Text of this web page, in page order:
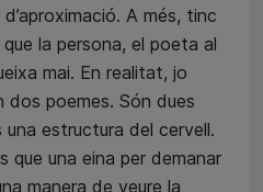
A més, tinc
la persona, el poeta al
mai. En realitat, jo
dos poemes. Són dues
una estructura del cervell.
que una eina per demanar
manera de veure la